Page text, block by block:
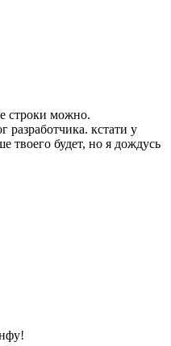
строки можно.
разработчика. кстати у
твоего будет, но я дождусь